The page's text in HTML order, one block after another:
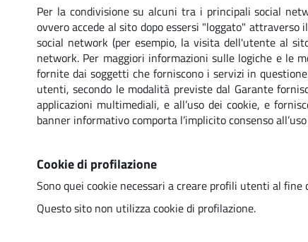
Per la condivisione su alcuni tra i principali social
ovvero accede al sito dopo essersi "loggato"
social network (per esempio, la visita dell'utente al
network. Per maggiori informazioni sulle logiche e
fornite dai soggetti che forniscono i servizi in
utenti, secondo le modalità previste dal Garante
applicazioni multimediali, e all’uso dei cookie, e
banner informativo comporta l’implicito consenso
Cookie di profilazione
Sono quei cookie necessari a creare profili utenti al
Questo sito non utilizza cookie di profilazione.